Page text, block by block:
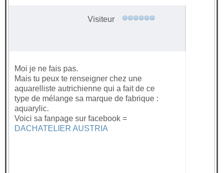
Visiteur
Moi je ne fais pas.
Mais tu peux te renseigner chez une
aquarelliste autrichienne qui a fait de ce
type de mélange sa marque de fabrique :
aquarylic.
Voici sa fanpage sur facebook =
DACHATELIER AUSTRIA